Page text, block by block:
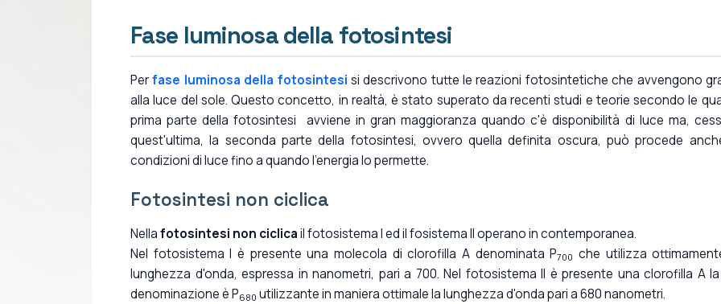
Fase luminosa della fotosintesi
Perfase luminosa della fotosintesi si descrivono tutte le reazioni fotosintetiche che avvengono
alla luce del sole. Questo concetto, in realtà, è stato superato da recenti studi e teorie secondo le
prima parte della fotosintesi avviene in gran maggioranza quando c'è disponibilità di luce ma,
quest'ultima, la seconda parte della fotosintesi, ovvero quella definita oscura, può procede
condizioni di luce fino a quando l'energia lo permette.
Fotosintesi non ciclica
Nellafotosintesi non ciclicail fotosistema I ed il fosistema II operano in contemporanea.
Nel fotosistema I è presente una molecola di clorofilla A denominata P700 che utilizza
lunghezza d'onda, espressa in nanometri, pari a 700. Nel fotosistema II è presente una clorofilla A
denominazione è P680 utilizzante in maniera ottimale la lunghezza d'onda pari a 680 nanometri.